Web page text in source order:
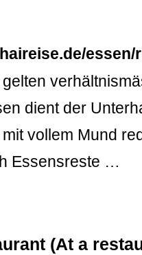
dient der
vollem Mund
Essensreste …
(At a